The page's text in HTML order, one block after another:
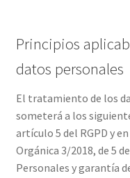
Principios
datos personales
El tratamiento de los
someterá a los
artículo 5 del RGPD y
Orgánica 3/2018, de 5
Personales y garantía